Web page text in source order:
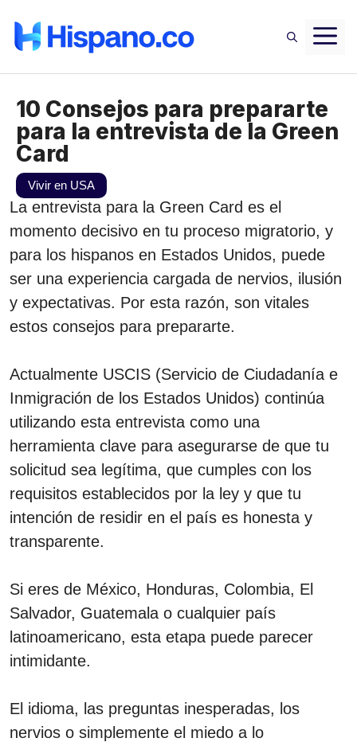
10 Consejos para prepararte
para la entrevista de la Green
Card
Vivir en USA
La entrevista para la Green Card es el
momento decisivo en tu proceso migratorio, y
para los hispanos en Estados Unidos, puede
ser una experiencia cargada de nervios, ilusión
y expectativas. Por esta razón, son vitales
estos consejos para prepararte.
Actualmente USCIS (Servicio de Ciudadanía e
Inmigración de los Estados Unidos) continúa
utilizando esta entrevista como una
herramienta clave para asegurarse de que tu
solicitud sea legítima, que cumples con los
requisitos establecidos por la ley y que tu
intención de residir en el país es honesta y
transparente.
Si eres de México, Honduras, Colombia, El
Salvador, Guatemala o cualquier país
latinoamericano, esta etapa puede parecer
intimidante.
El idioma, las preguntas inesperadas, los
nervios o simplemente el miedo a lo